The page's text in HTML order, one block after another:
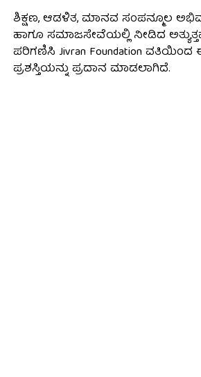
ಶಿಕ್ಷಣ, ಆಡಳಿತ, ಮಾನವ ಸಂಪನ್ಮೂಲ
ಹಾಗೂ ಸಮಾಜಸೇವೆಯಲ್ಲಿ ನೀಡಿದ
ಪರಿಗಣಿಸಿ Jivran Foundation ವತಿಯಿಂದ
ಪ್ರಶಸ್ತಿಯನ್ನು ಪ್ರದಾನ ಮಾಡಲಾಗಿದೆ.